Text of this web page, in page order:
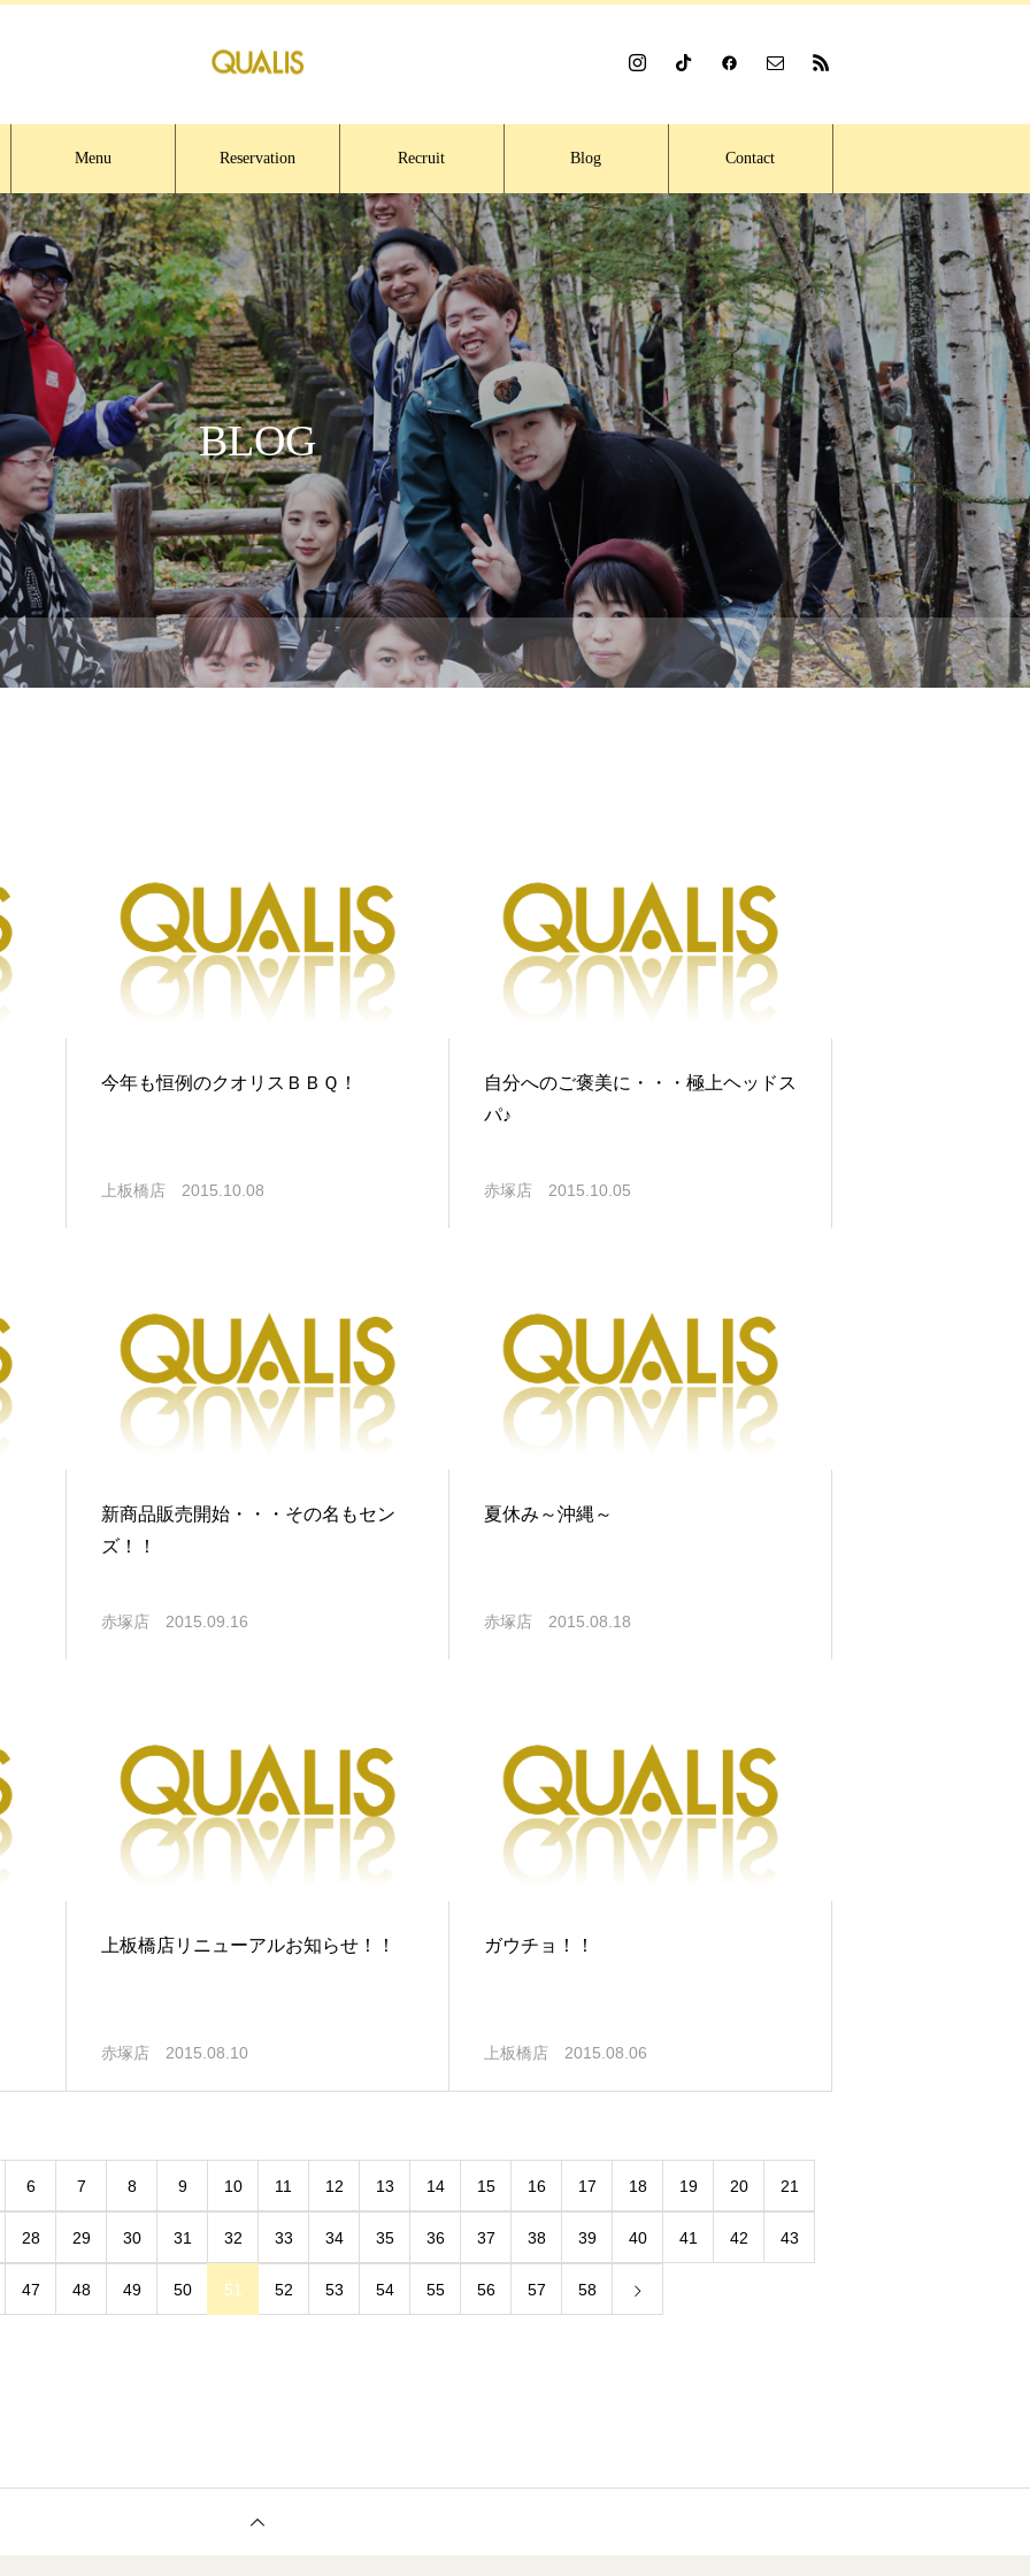
Menu Reservation Recruit Blog Contact
BLOG
今年も恒例のクオリスＢＢＱ！
上板橋店 2015.10.08
自分へのご褒美に・・・極上ヘッドス
パ♪
赤塚店 2015.10.05
新商品販売開始・・・その名もセン
ズ！！
赤塚店 2015.09.16
夏休み～沖縄～
赤塚店 2015.08.18
上板橋店リニューアルお知らせ！！
赤塚店 2015.08.10
ガウチョ！！
上板橋店 2015.08.06
6 7 8 9 10 11 12 13 14 15 16 17 18 19 20 21
28 29 30 31 32 33 34 35 36 37 38 39 40 41 42 43
47 48 49 50 51 52 53 54 55 56 57 58